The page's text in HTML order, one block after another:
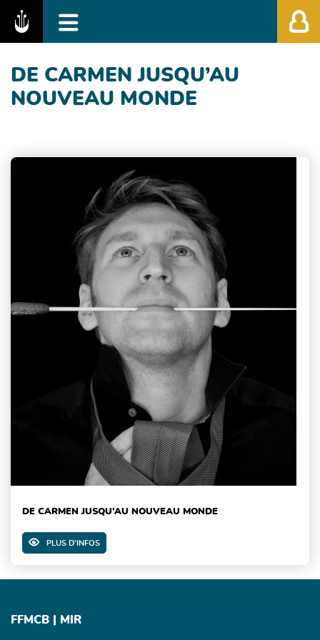
Fédération des Festivals de Musique
DE CARMEN JUSQU’AU
NOUVEAU MONDE
DE CARMEN JUSQU’AU NOUVEAU MONDE
PLUS D'INFOS
FFMCB | MIR